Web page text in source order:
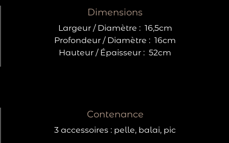
Dimensions
Largeur / Diamètre : 16,5cm
Profondeur / Diamètre : 16cm
Hauteur / Épaisseur : 52cm
Contenance
3 accessoires : pelle, balai, pic